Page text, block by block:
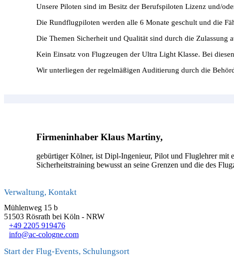
Unsere Piloten sind im Besitz der Berufspiloten Lizenz und/
Die Rundflugpiloten werden alle 6 Monate geschult und die
Die Themen Sicherheit und Qualität sind durch die Zulassung
Kein Einsatz von Flugzeugen der Ultra Light Klasse. Bei
Wir unterliegen der regelmäßigen Auditierung durch die
Firmeninhaber Klaus Martiny,
gebürtiger Kölner, ist Dipl-Ingenieur, Pilot und Fluglehrer mit
Sicherheitstraining bewusst an seine Grenzen und die des
Verwaltung, Kontakt
Mühlenweg 15 b
51503 Rösrath bei Köln - NRW
+49 2205 919476
info@ac-cologne.com
Start der Flug-Events, Schulungsort